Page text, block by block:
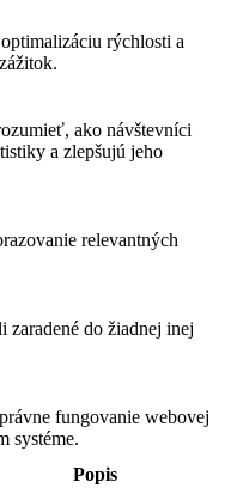
rýchlosti a
ako návštevníci
a zlepšujú jeho
relevantných
zaradené do žiadnej inej
fungovanie webovej
systéme.
Popis